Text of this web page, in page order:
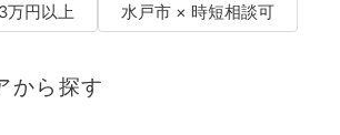
万円以上
水戸市 × 時短相談可
から探す